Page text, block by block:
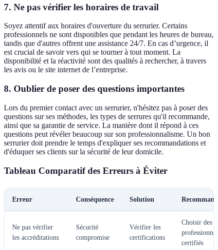
7. Ne pas vérifier les horaires de travail
Soyez attentif aux horaires d'ouverture du serrurier. Certains
professionnels ne sont disponibles que pendant les heures de bureau,
tandis que d'autres offrent une assistance 24/7. En cas d’urgence, il
est crucial de savoir vers qui se tourner à tout moment. La
disponibilité et la réactivité sont des qualités à rechercher, à travers
les avis ou le site internet de l’entreprise.
8. Oublier de poser des questions importantes
Lors du premier contact avec un serrurier, n'hésitez pas à poser des
questions sur ses méthodes, les types de serrures qu'il recommande,
ainsi que sa garantie de service. La manière dont il répond à ces
questions peut révéler beaucoup sur son professionnalisme. Un bon
serrurier doit prendre le temps d'expliquer ses recommandations et
d'éduquer ses clients sur la sécurité de leur domicile.
Tableau Comparatif des Erreurs à Éviter
Erreur Conséquence Solution
Ne pas vérifier
les accréditations
Sécurité
compromise
Vérifier les
certifications
Choisir des
certifiés